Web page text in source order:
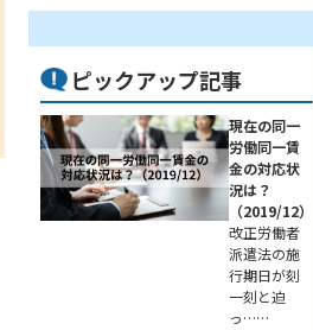
ピックアップ記事
現在の同一
労働同一賃
金の対応状
況は？
（2019/12）
改正労働者
派遣法の施
行期日が刻
一刻と迫
っ……